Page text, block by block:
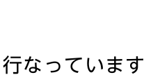
なっています